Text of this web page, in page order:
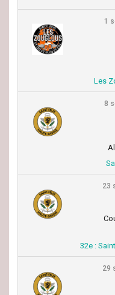
1
Les
8
23
32e :
29